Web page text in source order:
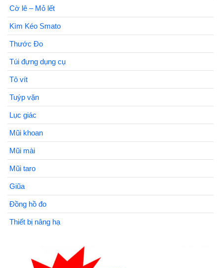
Cờ lê – Mỏ lết
Kìm Kéo Smato
Thước Đo
Túi đựng dụng cụ
Tô vít
Tuýp vặn
Lục giác
Mũi khoan
Mũi mài
Mũi taro
Giũa
Đồng hồ đo
Thiết bị nâng hạ